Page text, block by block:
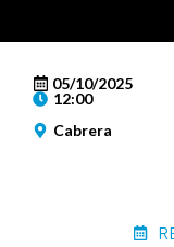
05/10/2025
12:00
Cabrera